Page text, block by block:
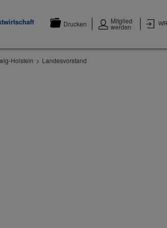
Drucken Mitglied
werden
Holstein Landesvorstand